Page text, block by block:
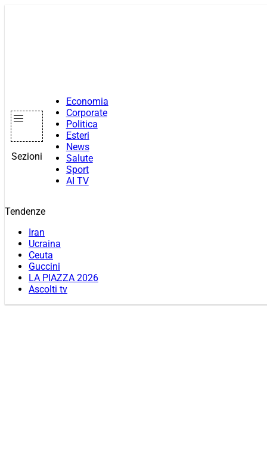
Sezioni
Economia
Corporate
Politica
Esteri
News
Salute
Sport
AI TV
Tendenze
Iran
Ucraina
Ceuta
Guccini
LA PIAZZA 2026
Ascolti tv